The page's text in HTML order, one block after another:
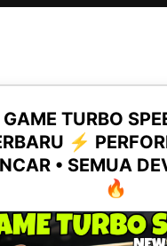
TURBO
⚡
• SEMUA
🔥